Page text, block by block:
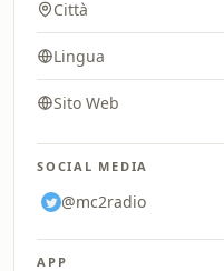
Città
Lingua
Sito Web
SOCIAL MEDIA
@mc2radio
APP